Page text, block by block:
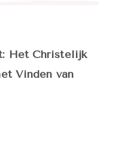
Het Christelijk
Vinden van